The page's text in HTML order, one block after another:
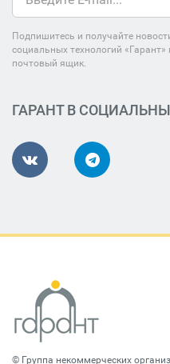
Подпишитесь и получайте
социальных технологий
почтовый ящик.
ГАРАНТ В
© Группа некоммерческих